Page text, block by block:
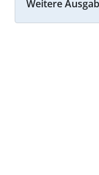
Weitere